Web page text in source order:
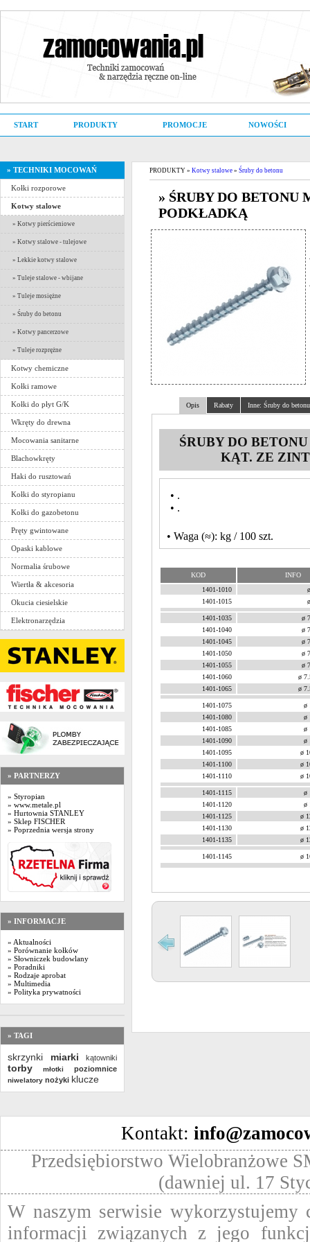
START PRODUKTY PROMOCJE NOWOŚCI
» TECHNIKI MOCOWAŃ
Kołki rozporowe
Kotwy stalowe
» Kotwy pierścieniowe
» Kotwy stalowe - tulejowe
» Lekkie kotwy stalowe
» Tuleje stalowe - wbijane
» Tuleje mosiężne
» Śruby do betonu
» Kotwy pancerzowe
» Tuleje rozprężne
Kotwy chemiczne
Kołki ramowe
Kołki do płyt G/K
Wkręty do drewna
Mocowania sanitarne
Blachowkręty
Haki do rusztowań
Kołki do styropianu
Kołki do gazobetonu
Pręty gwintowane
Opaski kablowe
Normalia śrubowe
Wiertła & akcesoria
Okucia ciesielskie
Elektronarzędzia
» PARTNERZY
» Styropian
» www.metale.pl
» Hurtownia STANLEY
» Sklep FISCHER
» Poprzednia wersja strony
» INFORMACJE
» Aktualności
» Porównanie kołków
» Słowniczek budowlany
» Poradniki
» Rodzaje aprobat
» Multimedia
» Polityka prywatności
» TAGI
skrzynki miarki kątowniki
torby młotki poziomnice
niwelatory nożyki klucze
PRODUKTY » Kotwy stalowe » Śruby do betonu
» ŚRUBY DO BETONU
PODKŁADKĄ
Opis Rabaty Inne: Śruby do betonu
ŚRUBY DO
KĄT. ZE
• .
• .
• Waga (≈): kg / 100 szt.
KOD
INFO
1401-1010
1401-1015
1401-1035
ø
1401-1040
ø
1401-1045
ø
1401-1050
ø
1401-1055
ø
1401-1060
ø
1401-1065
ø
1401-1075
ø
1401-1080
ø
1401-1085
ø
1401-1090
ø
1401-1095
ø
1401-1100
ø
1401-1110
ø
1401-1115
ø
1401-1120
ø
1401-1125
ø
1401-1130
ø
1401-1135
ø
1401-1145 ø
Kontakt:
Przedsiębiorstwo Wielobranżowe
(dawniej ul. 17
W naszym serwisie wykorzystujemy
informacji związanych z jego